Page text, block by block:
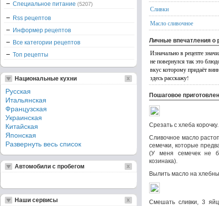
Сливки
Масло сливочное
Личные впечатления о
Изначально в рецепте
не повернулся так это
вкус которому придаёт
здесь расскажу!
Пошаговое
Срезать с хлеба
Сливочное масло
семечки, которые
(У меня семечек не
козинака).
Вылить масло на
Смешать сливки, 3
Специальное питание (5207)
Rss рецептов
Информер рецептов
Все категории рецептов
Топ рецепты
Национальные кухни
Русская
Итальянская
Французская
Украинская
Китайская
Японская
Развернуть весь список
Автомобили с пробегом
Наши сервисы